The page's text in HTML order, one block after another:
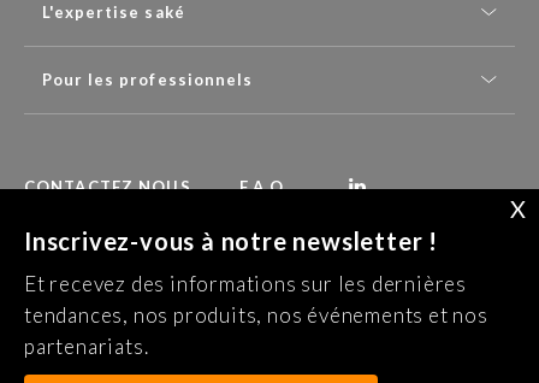
L'expertise saké
Pour les professionnels
S’INSCRIRE À LA NEWSLETTER
CONTACTEZ NOUS F.A.Q.
X
Inscrivez-vous à notre newsletter !
Et recevez des informations sur les dernières
tendances, nos produits, nos événements et nos
partenariats.